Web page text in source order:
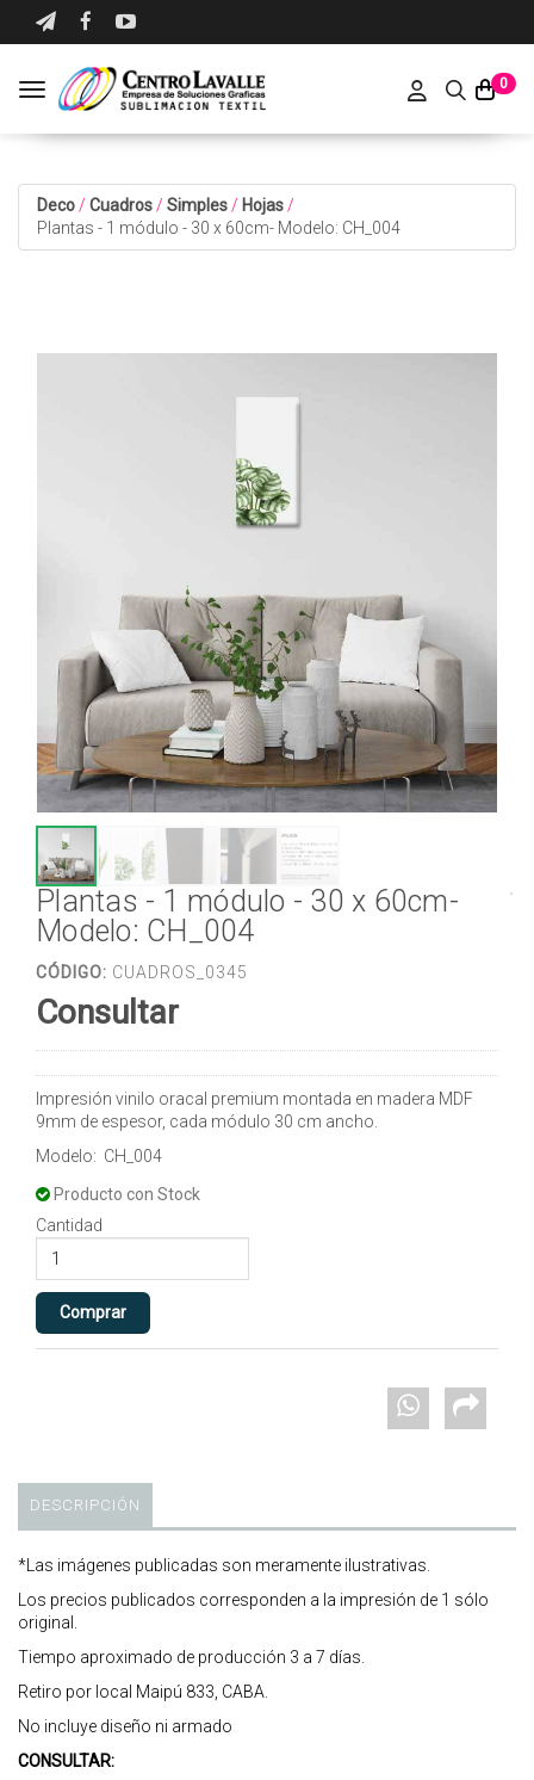
0
Toggle navigation
Deco / Cuadros / Simples / Hojas /
Plantas - 1 módulo - 30 x 60cm- Modelo: CH_004
Plantas - 1 módulo - 30 x 60cm-
Modelo: CH_004
CÓDIGO: CUADROS_0345
Consultar
Impresión vinilo oracal premium montada en madera MDF
9mm de espesor, cada módulo 30 cm ancho.
Modelo: CH_004
Producto con Stock
Cantidad
DESCRIPCIÓN
*Las imágenes publicadas son meramente ilustrativas.
Los precios publicados corresponden a la impresión de 1 sólo
original.
Tiempo aproximado de producción 3 a 7 días.
Retiro por local Maipú 833, CABA.
No incluye diseño ni armado
CONSULTAR: